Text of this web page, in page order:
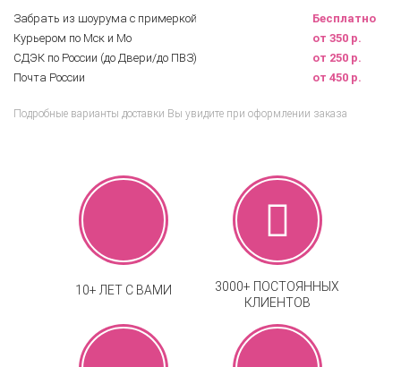
Забрать из шоурума с примеркой
Бесплатно
Курьером по Мск и Мо
от 350 р.
СДЭК по России (до Двери/до ПВЗ)
от 250 р.
Почта России
от 450 р.
Подробные варианты доставки Вы увидите при оформлении заказа
10+ ЛЕТ С ВАМИ
3000+ ПОСТОЯННЫХ
КЛИЕНТОВ